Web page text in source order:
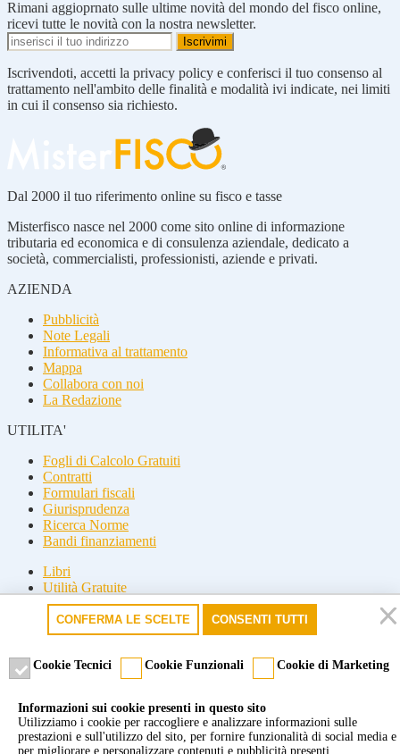
Rimani aggioprnato sulle ultime novità del mondo del fisco online,
ricevi tutte le novità con la nostra newsletter.
Iscrivendoti, accetti la privacy policy e conferisci il tuo consenso al
trattamento nell'ambito delle finalità e modalità ivi indicate, nei limiti
in cui il consenso sia richiesto.
Dal 2000 il tuo riferimento online su fisco e tasse
Misterfisco nasce nel 2000 come sito online di informazione
tributaria ed economica e di consulenza aziendale, dedicato a
società, commercialisti, professionisti, aziende e privati.
AZIENDA
Pubblicità
Note Legali
Informativa al trattamento
Mappa
Collabora con noi
La Redazione
UTILITA'
Fogli di Calcolo Gratuiti
Contratti
Formulari fiscali
Giurisprudenza
Ricerca Norme
Bandi finanziamenti
Libri
Utilità Gratuite
Guide fiscali
Seguici
Seguici
riproduzione parziale.
Marchio registrato dello Studio Commercialista Di Michele di Roma
e Milano. P.Iva 09277651007 - Cookie policy-Privacy policy
CONFERMA LE SCELTE CONSENTI TUTTI
Cookie Tecnici Cookie Funzionali Cookie di Marketing
Informazioni sui cookie presenti in questo sito
Utilizziamo i cookie per raccogliere e analizzare informazioni sulle
prestazioni e sull'utilizzo del sito, per fornire funzionalità di social media e
per migliorare e personalizzare contenuti e pubblicità presenti.